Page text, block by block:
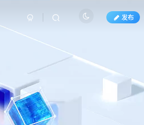
发布